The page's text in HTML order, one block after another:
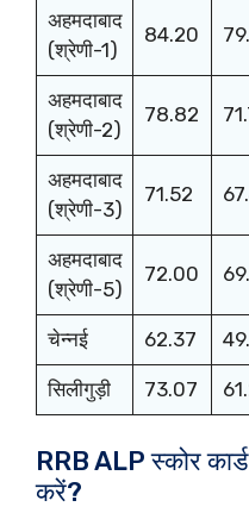
अहमदाबाद
(श्रेणी-1)
84.20
अहमदाबाद
(श्रेणी-2)
78.82
अहमदाबाद
(श्रेणी-3)
71.52
अहमदाबाद
(श्रेणी-5)
72.00
चेन्नई 62.37
सिलीगुड़ी 73.07
RRB ALP स्कोर
करें?